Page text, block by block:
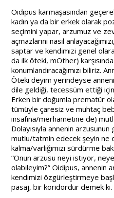
Oidipus karmaşasından
kadın ya da bir erkek olarak
seçimini yapar, arzumuz ve
açmazlarını nasıl
saptar ve kendimizi genel
da ilk öteki, mOther)
konumlandıracağımızı biliriz.
Öteki deyim yerindeyse
dile geldiği, tecessüm ettiği
Erken bir doğumla prematür
tümüyle çaresiz ve muhtaç
insafına/merhametine de)
Dolayısıyla annenin
mutlu/tatmin edecek şeyin ne
kalma/varlığımızı sürdürme
“Onun arzusu neyi istiyor,
olabileyim?” Oidipus, annenin
kendimizi özgürleştirmeye
pasaj, bir koridordur demek ki.